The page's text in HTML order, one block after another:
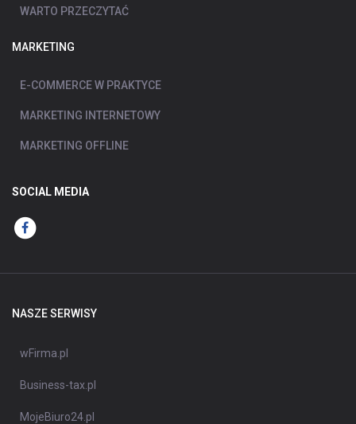
WARTO PRZECZYTAĆ
MARKETING
E-COMMERCE W PRAKTYCE
MARKETING INTERNETOWY
MARKETING OFFLINE
SOCIAL MEDIA
NASZE SERWISY
wFirma.pl
Business-tax.pl
MojeBiuro24.pl